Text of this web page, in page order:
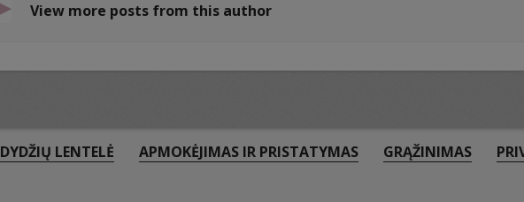
View more posts from this author
DYDŽIŲ LENTELĖ APMOKĖJIMAS IR PRISTATYMAS GRĄŽINIMAS